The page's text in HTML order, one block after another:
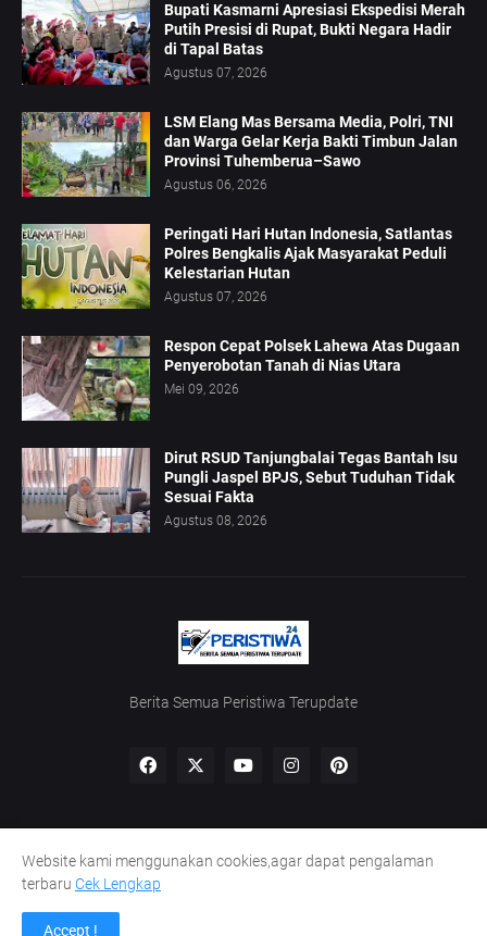
Bupati Kasmarni Apresiasi Ekspedisi Merah
Putih Presisi di Rupat, Bukti Negara Hadir
di Tapal Batas
Agustus 07, 2026
LSM Elang Mas Bersama Media, Polri, TNI
dan Warga Gelar Kerja Bakti Timbun Jalan
Provinsi Tuhemberua–Sawo
Agustus 06, 2026
Peringati Hari Hutan Indonesia, Satlantas
Polres Bengkalis Ajak Masyarakat Peduli
Kelestarian Hutan
Agustus 07, 2026
Respon Cepat Polsek Lahewa Atas Dugaan
Penyerobotan Tanah di Nias Utara
Mei 09, 2026
Dirut RSUD Tanjungbalai Tegas Bantah Isu
Pungli Jaspel BPJS, Sebut Tuduhan Tidak
Sesuai Fakta
Agustus 08, 2026
Berita Semua Peristiwa Terupdate
Home Redaksi UU Pers Kode Etik
Pedoman Siber
Lowongan Wartawan
Website kami menggunakan cookies,agar dapat pengalaman
terbaru Cek Lengkap
Accept !